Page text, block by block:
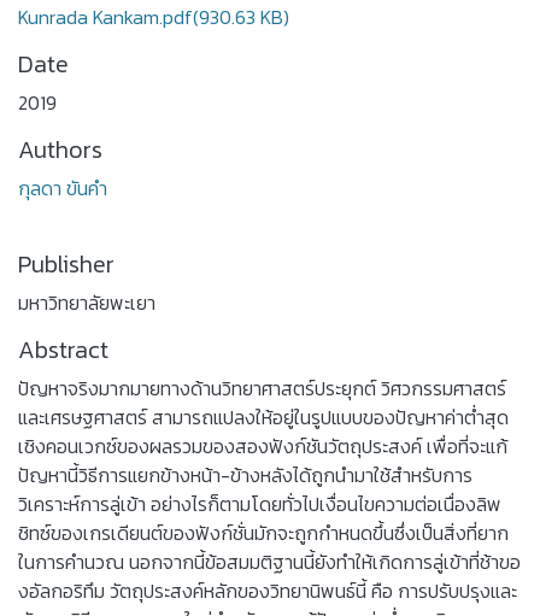
Kunrada Kankam.pdf(930.63 KB)
Date
2019
Authors
กุลดา ขันคำ
Publisher
มหาวิทยาลัยพะเยา
Abstract
ปัญหาจริงมากมายทางด้านวิทยาศาสตร์ประยุกต์ วิศวกรรมศาสตร์
และเศรษฐศาสตร์ สามารถแปลงให้อยู่ในรูปแบบของปัญหาค่าต่ำสุด
เชิงคอนเวกซ์ของผลรวมของสองฟังก์ชันวัตถุประสงค์ เพื่อที่จะแก้
ปัญหานี้วิธีการแยกข้างหน้า-ข้างหลังได้ถูกนำมาใช้สำหรับการ
วิเคราะห์การลู่เข้า อย่างไรก็ตามโดยทั่วไปเงื่อนไขความต่อเนื่องลิพ
ชิทซ์ของเกรเดียนต์ของฟังก์ชั่นมักจะถูกกำหนดขึ้นซึ่งเป็นสิ่งที่ยาก
ในการคำนวณ นอกจากนี้ข้อสมมติฐานนี้ยังทำให้เกิดการลู่เข้าที่ช้าขอ
งอัลกอริทึม วัตถุประสงค์หลักของวิทยานิพนธ์นี้ คือ การปรับปรุงและ